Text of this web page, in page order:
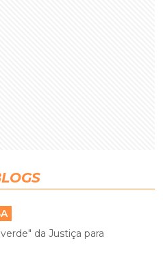
da Justiça para